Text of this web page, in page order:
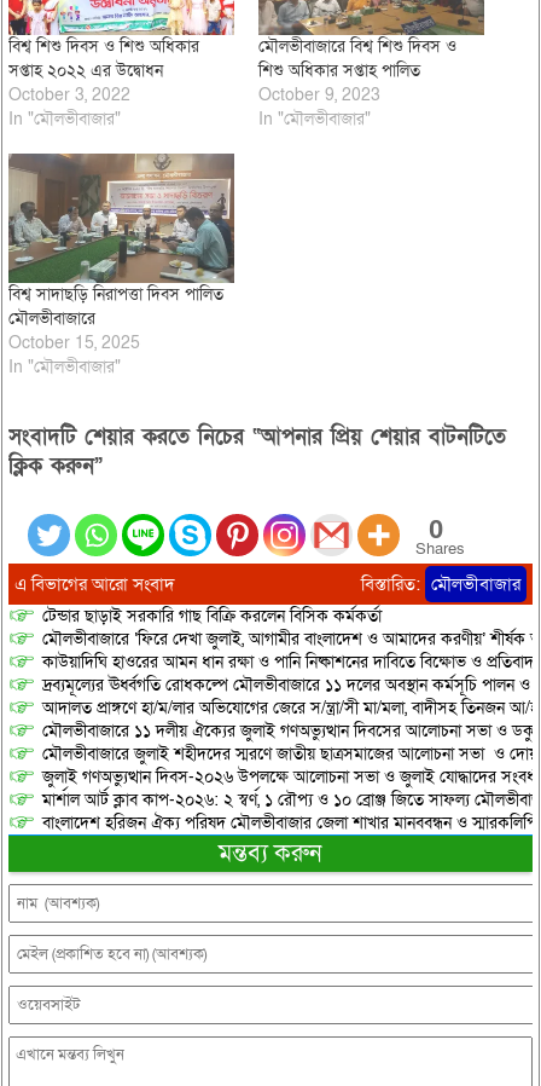
বিশ্ব শিশু দিবস ও শিশু অধিকার
সপ্তাহ ২০২২ এর উদ্বোধন
October 3, 2022
In "মৌলভীবাজার"
মৌলভীবাজারে বিশ্ব শিশু দিবস ও
শিশু অধিকার সপ্তাহ পালিত
October 9, 2023
In "মৌলভীবাজার"
বিশ্ব সাদাছড়ি নিরাপত্তা দিবস পালিত
মৌলভীবাজারে
October 15, 2025
In "মৌলভীবাজার"
সংবাদটি শেয়ার করতে নিচের “আপনার প্রিয় শেয়ার বাটনটিতে
ক্লিক করুন”
0
Shares
এ বিভাগের আরো সংবাদ বিস্তারিত: মৌলভীবাজার
টেন্ডার ছাড়াই সরকারি গাছ বিক্রি করলেন বিসিক কর্মকর্তা
মৌলভীবাজারে ‘ফিরে দেখা জুলাই, আগামীর বাংলাদেশ ও আমাদের করণীয়’ শীর্ষক
কাউয়াদিঘি হাওরের আমন ধান রক্ষা ও পানি নিষ্কাশনের দাবিতে বিক্ষোভ ও
দ্রব্যমূল্যের ঊর্ধ্বগতি রোধকল্পে মৌলভীবাজারে ১১ দলের অবস্থান কর্মসূচি পালন ও
আদালত প্রাঙ্গণে হা/ম/লার অভিযোগের জেরে স/ন্ত্রা/সী মা/মলা, বাদীসহ তিনজন আ/
মৌলভীবাজারে ১১ দলীয় ঐক্যের জুলাই গণঅভ্যুত্থান দিবসের আলোচনা সভা ও
মৌলভীবাজারে জুলাই শহীদদের স্মরণে জাতীয় ছাত্রসমাজের আলোচনা সভা ও
জুলাই গণঅভ্যুত্থান দিবস-২০২৬ উপলক্ষে আলোচনা সভা ও জুলাই যোদ্ধাদের
মার্শাল আর্ট ক্লাব কাপ-২০২৬: ২ স্বর্ণ, ১ রৌপ্য ও ১০ ব্রোঞ্জ জিতে সাফল্য
বাংলাদেশ হরিজন ঐক্য পরিষদ মৌলভীবাজার জেলা শাখার মানববন্ধন ও স্মারকলিপি
মন্তব্য করুন